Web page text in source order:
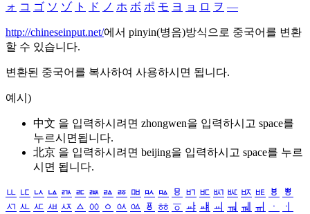
ォ コ ゴ ソ ゾ ト ド ノ ホ ボ ポ モ ヨ ョ ロ ヲ ―
http://chineseinput.net/에서 pinyin(병음)방식으로 중국어를 변환
할 수 있습니다.
변환된 중국어를 복사하여 사용하시면 됩니다.
예시)
中文 을 입력하시려면 zhongwen을 입력하시고 space를
누르시면됩니다.
北京 을 입력하시려면 beijing을 입력하시고 space를 누르
시면 됩니다.
ㅥ ㅦ ㅧ ㅨ ㅩ ㅪ ㅫ ㅬ ㅭ ㅮ ㅯ ㅰ ㅱ ㅲ ㅳ ㅴ ㅵ ㅶ ㅷ ㅸ
ㅹ
ㅺ ㅻ ㅼ ㅽ ㅾ ㅿ ㆀ ㆁ ㆂ ㆃ ㆄ ㆅ ㆆ ㆇ ㆈ ㆉ ㆊ ㆋ ㆌ ㆍ
ㆎ